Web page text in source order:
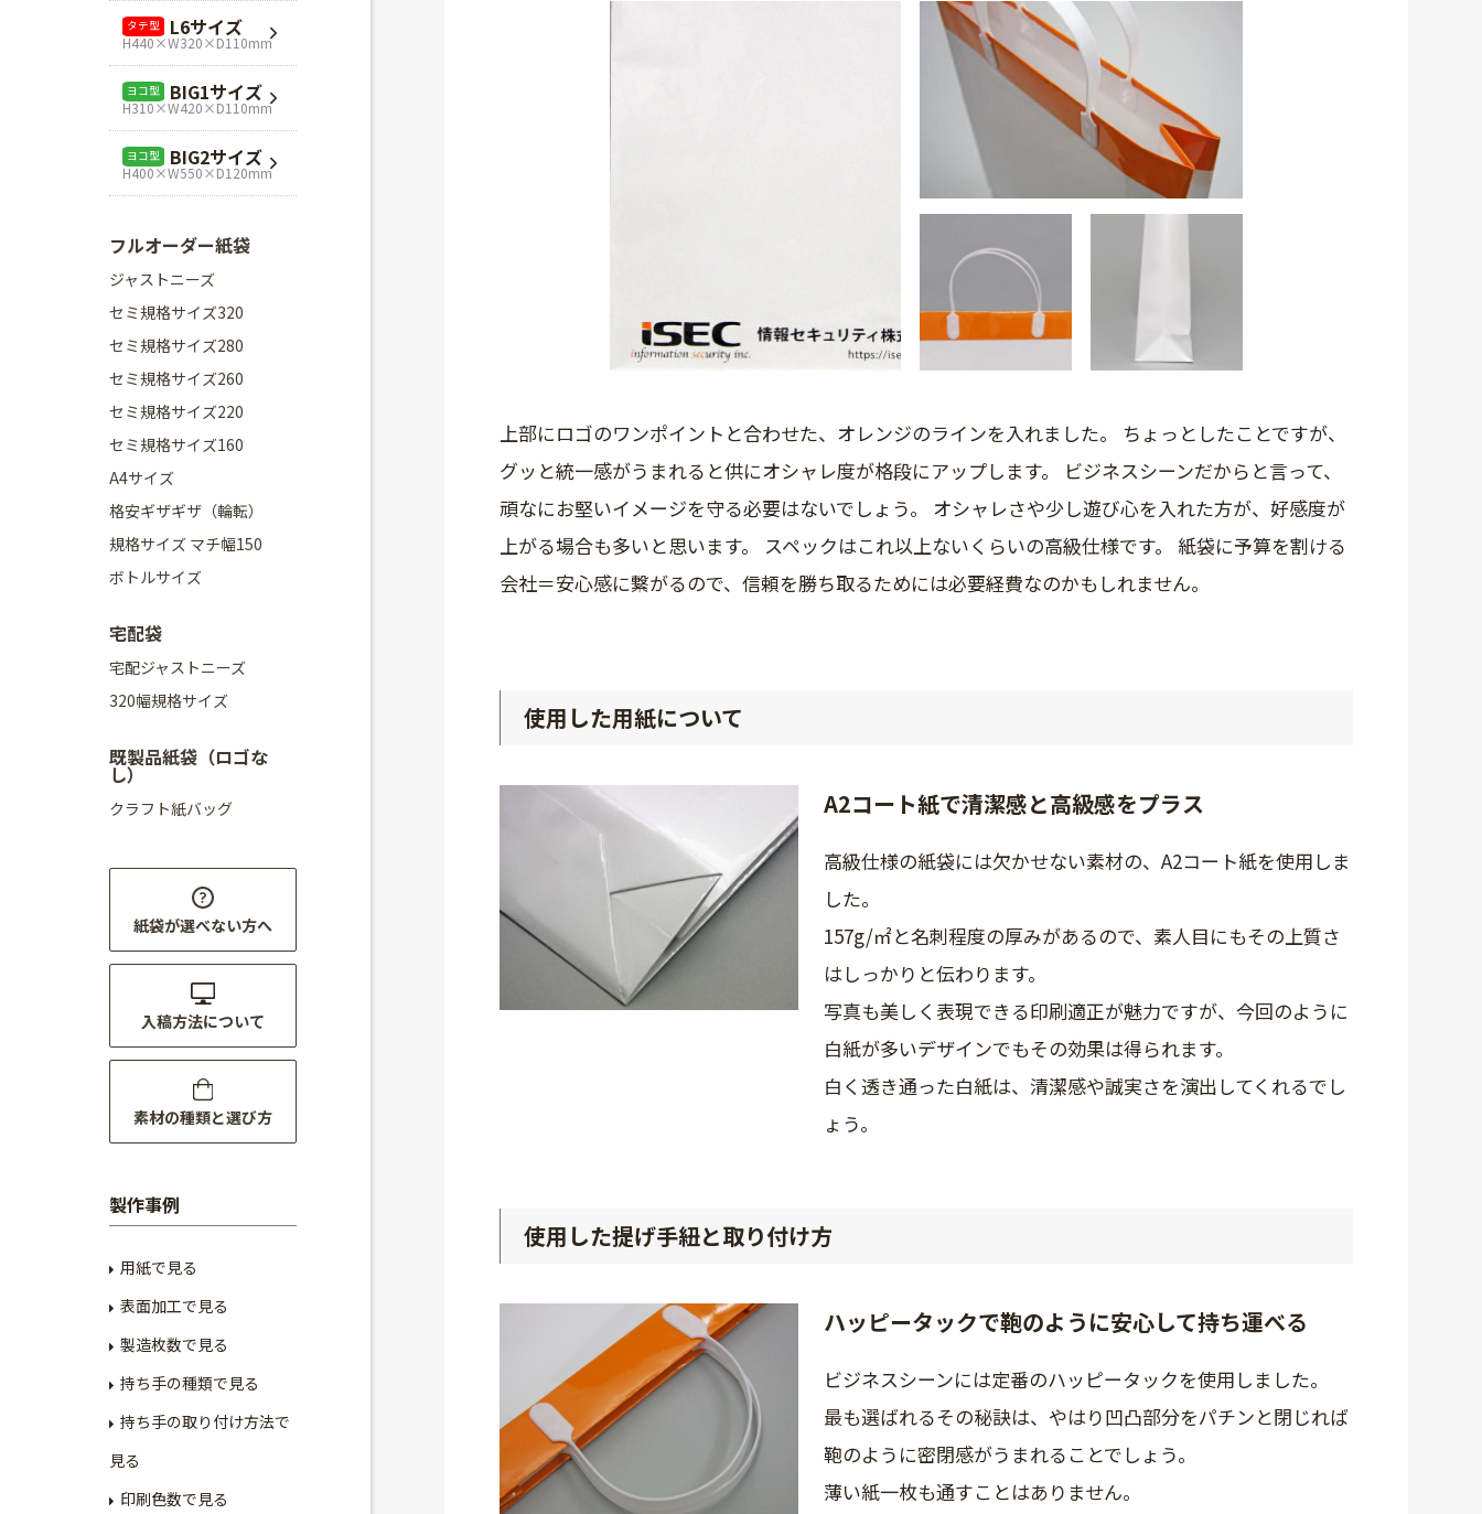
上部にロゴのワンポイントと合わせた、オレンジのラインを入れました。 ちょっとしたことですが、
グッと統一感がうまれると供にオシャレ度が格段にアップします。 ビジネスシーンだからと言って、
頑なにお堅いイメージを守る必要はないでしょう。 オシャレさや少し遊び心を入れた方が、好感度が
上がる場合も多いと思います。 スペックはこれ以上ないくらいの高級仕様です。 紙袋に予算を割ける
会社＝安心感に繋がるので、信頼を勝ち取るためには必要経費なのかもしれません。
使用した用紙について
A2コート紙で清潔感と高級感をプラス
高級仕様の紙袋には欠かせない素材の、A2コート紙を使用しま
した。
157g/㎡と名刺程度の厚みがあるので、素人目にもその上質さ
はしっかりと伝わります。
写真も美しく表現できる印刷適正が魅力ですが、今回のように
白紙が多いデザインでもその効果は得られます。
白く透き通った白紙は、清潔感や誠実さを演出してくれるでし
ょう。
使用した提げ手紐と取り付け方
ハッピータックで鞄のように安心して持ち運べる
ビジネスシーンには定番のハッピータックを使用しました。
最も選ばれるその秘訣は、やはり凹凸部分をパチンと閉じれば
鞄のように密閉感がうまれることでしょう。
薄い紙一枚も通すことはありません。
正方形 Lスクエア
H320×W320×D110mm
タテ型 L6サイズ
H440×W320×D110mm
ヨコ型 BIG1サイズ
H310×W420×D110mm
ヨコ型 BIG2サイズ
H400×W550×D120mm
フルオーダー紙袋
ジャストニーズ
セミ規格サイズ320
セミ規格サイズ280
セミ規格サイズ260
セミ規格サイズ220
セミ規格サイズ160
A4サイズ
格安ギザギザ（輪転）
規格サイズ マチ幅150
ボトルサイズ
宅配袋
宅配ジャストニーズ
320幅規格サイズ
既製品紙袋（ロゴな
し）
クラフト紙バッグ
紙袋が選べない方へ
入稿方法について
素材の種類と選び方
製作事例
用紙で見る
表面加工で見る
製造枚数で見る
持ち手の種類で見る
持ち手の取り付け方法で
見る
印刷色数で見る